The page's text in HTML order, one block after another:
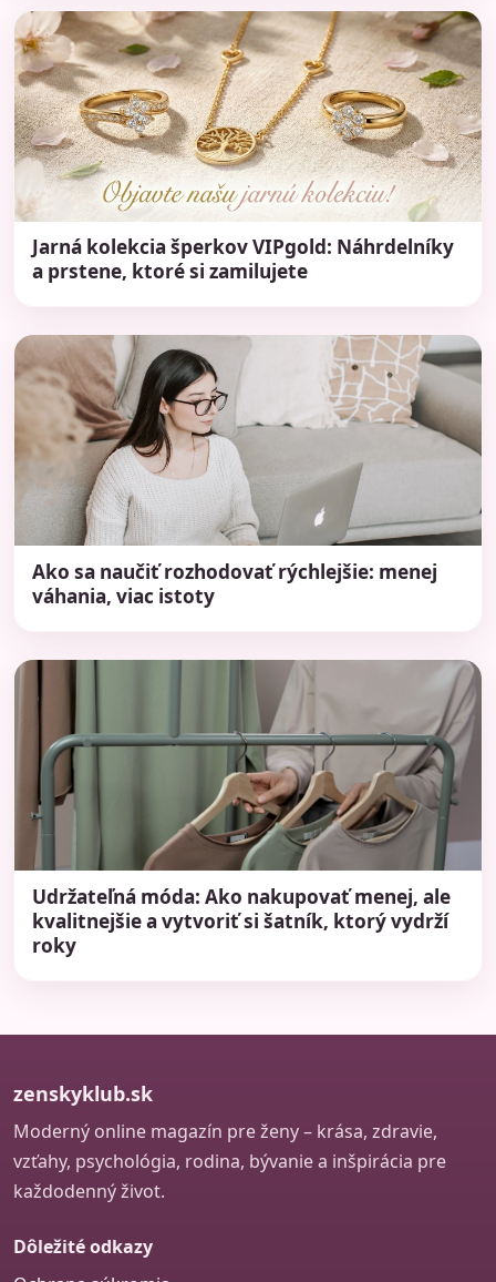
Jarná kolekcia šperkov VIPgold: Náhrdelníky
a prstene, ktoré si zamilujete
Ako sa naučiť rozhodovať rýchlejšie: menej
váhania, viac istoty
Udržateľná móda: Ako nakupovať menej, ale
kvalitnejšie a vytvoriť si šatník, ktorý vydrží
roky
zenskyklub.sk
Moderný online magazín pre ženy – krása, zdravie,
vzťahy, psychológia, rodina, bývanie a inšpirácia pre
každodenný život.
Dôležité odkazy